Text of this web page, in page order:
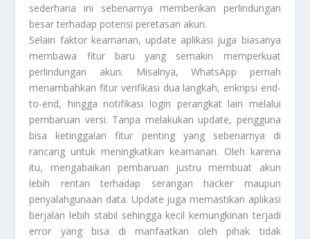
sederhana ini sebenarnya memberikan perlindungan
besar terhadap potensi peretasan akun.
Selain faktor keamanan, update aplikasi juga biasanya
membawa fitur baru yang semakin memperkuat
perlindungan akun. Misalnya, WhatsApp pernah
menambahkan fitur verifikasi dua langkah, enkripsi end-
to-end, hingga notifikasi login perangkat lain melalui
pembaruan versi. Tanpa melakukan update, pengguna
bisa ketinggalan fitur penting yang sebenarnya di
rancang untuk meningkatkan keamanan. Oleh karena
itu, mengabaikan pembaruan justru membuat akun
lebih rentan terhadap serangan hacker maupun
penyalahgunaan data. Update juga memastikan aplikasi
berjalan lebih stabil sehingga kecil kemungkinan terjadi
error yang bisa di manfaatkan oleh pihak tidak